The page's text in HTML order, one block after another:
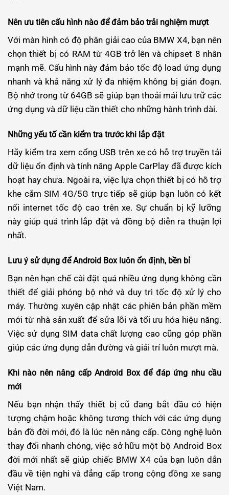
Nên ưu tiên cấu hình nào để đảm bảo trải nghiệm mượt
Với màn hình có độ phân giải cao của BMW X4, bạn nên
chọn thiết bị có RAM từ 4GB trở lên và chipset 8 nhân
mạnh mẽ. Cấu hình này đảm bảo tốc độ load ứng dụng
nhanh và khả năng xử lý đa nhiệm không bị gián đoạn.
Bộ nhớ trong từ 64GB sẽ giúp bạn thoải mái lưu trữ các
ứng dụng và dữ liệu cần thiết cho những hành trình dài.
Những yếu tố cần kiểm tra trước khi lắp đặt
Hãy kiểm tra xem cổng USB trên xe có hỗ trợ truyền tải
dữ liệu ổn định và tính năng Apple CarPlay đã được kích
hoạt hay chưa. Ngoài ra, việc lựa chọn thiết bị có hỗ trợ
khe cắm SIM 4G/5G trực tiếp sẽ giúp bạn luôn có kết
nối internet tốc độ cao trên xe. Sự chuẩn bị kỹ lưỡng
này giúp quá trình lắp đặt và đồng bộ diễn ra thuận lợi
nhất.
Lưu ý sử dụng để Android Box luôn ổn định, bền bỉ
Bạn nên hạn chế cài đặt quá nhiều ứng dụng không cần
thiết để giải phóng bộ nhớ và duy trì tốc độ xử lý cho
máy. Thường xuyên cập nhật các phiên bản phần mềm
mới từ nhà sản xuất để sửa lỗi và tối ưu hóa hiệu năng.
Việc sử dụng SIM data chất lượng cao cũng góp phần
giúp các ứng dụng dẫn đường và giải trí luôn mượt mà.
Khi nào nên nâng cấp Android Box để đáp ứng nhu cầu
mới
Nếu bạn nhận thấy thiết bị cũ đang bắt đầu có hiện
tượng chậm hoặc không tương thích với các ứng dụng
bản đồ đời mới, đó là lúc nên nâng cấp. Công nghệ luôn
thay đổi nhanh chóng, việc sở hữu một bộ Android Box
đời mới nhất sẽ giúp chiếc BMW X4 của bạn luôn dẫn
đầu về tiện nghi và đẳng cấp trong cộng đồng xe sang
Việt Nam.